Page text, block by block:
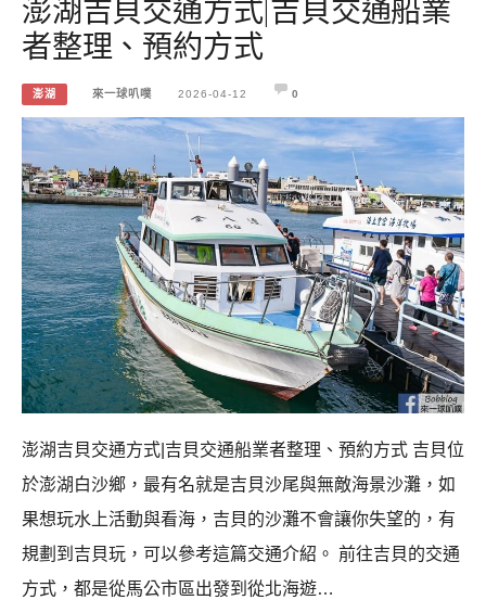
澎湖吉貝交通方式|吉貝交通船業
者整理、預約方式
澎湖 來一球叭噗 2026-04-12 0
澎湖吉貝交通方式|吉貝交通船業者整理、預約方式 吉貝位
於澎湖白沙鄉，最有名就是吉貝沙尾與無敵海景沙灘，如
果想玩水上活動與看海，吉貝的沙灘不會讓你失望的，有
規劃到吉貝玩，可以參考這篇交通介紹。 前往吉貝的交通
方式，都是從馬公市區出發到從北海遊…